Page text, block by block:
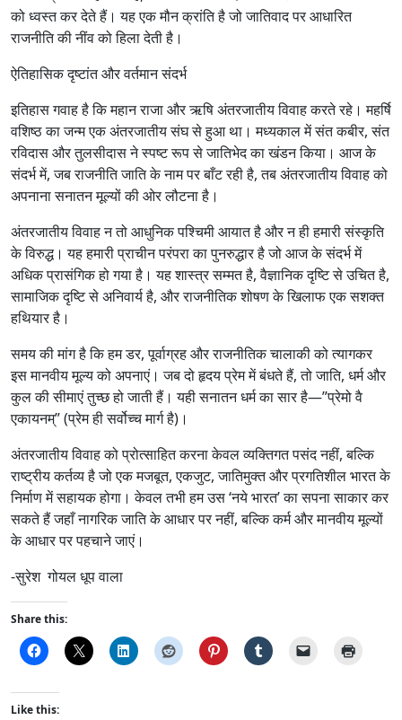
को ध्वस्त कर देते हैं। यह एक मौन क्रांति है जो जातिवाद पर आधारित
राजनीति की नींव को हिला देती है।
ऐतिहासिक दृष्टांत और वर्तमान संदर्भ
इतिहास गवाह है कि महान राजा और ऋषि अंतरजातीय विवाह करते रहे। महर्षि
वशिष्ठ का जन्म एक अंतरजातीय संघ से हुआ था। मध्यकाल में संत कबीर, संत
रविदास और तुलसीदास ने स्पष्ट रूप से जातिभेद का खंडन किया। आज के
संदर्भ में, जब राजनीति जाति के नाम पर बाँट रही है, तब अंतरजातीय विवाह को
अपनाना सनातन मूल्यों की ओर लौटना है।
अंतरजातीय विवाह न तो आधुनिक पश्चिमी आयात है और न ही हमारी संस्कृति
के विरुद्ध। यह हमारी प्राचीन परंपरा का पुनरुद्धार है जो आज के संदर्भ में
अधिक प्रासंगिक हो गया है। यह शास्त्र सम्मत है, वैज्ञानिक दृष्टि से उचित है,
सामाजिक दृष्टि से अनिवार्य है, और राजनीतिक शोषण के खिलाफ एक सशक्त
हथियार है।
समय की मांग है कि हम डर, पूर्वाग्रह और राजनीतिक चालाकी को त्यागकर
इस मानवीय मूल्य को अपनाएं। जब दो हृदय प्रेम में बंधते हैं, तो जाति, धर्म और
कुल की सीमाएं तुच्छ हो जाती हैं। यही सनातन धर्म का सार है—”प्रेमो वै
एकायनम्” (प्रेम ही सर्वोच्च मार्ग है)।
अंतरजातीय विवाह को प्रोत्साहित करना केवल व्यक्तिगत पसंद नहीं, बल्कि
राष्ट्रीय कर्तव्य है जो एक मजबूत, एकजुट, जातिमुक्त और प्रगतिशील भारत के
निर्माण में सहायक होगा। केवल तभी हम उस ‘नये भारत’ का सपना साकार कर
सकते हैं जहाँ नागरिक जाति के आधार पर नहीं, बल्कि कर्म और मानवीय मूल्यों
के आधार पर पहचाने जाएं।
-सुरेश गोयल धूप वाला
Share this:
Like this: